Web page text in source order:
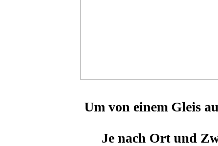
Um von einem Gleis
Je nach Ort und